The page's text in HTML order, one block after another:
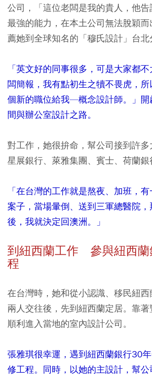
公司，「這位老闆是我的貴人，他
最強的能力，在本土公司無法脫穎
薦她到全球知名的「穆氏設計」台北
「英文好的同事很多，可是大家都
闆簡報，我有點初生之犢不畏虎，
個新的職位給我—概念設計師。」開
間與辦公室設計之路。
對工作，她很拚命，幫公司接到許多
星展銀行、萊雅集團、賓士、荷蘭銀
「在台灣的工作就是熬夜、加班，
案子，當場暈倒、送到三軍總醫院
後，我就決定回澳洲。」
到紐西蘭工作 參與紐西蘭
程
在台灣時，她和從小認識、移民紐西
兩人交往後，先到紐西蘭定居。靠
順利進入當地的室內設計公司。
張雅琪很幸運，遇到紐西蘭銀行30
修工程。同時，以她的主設計，幫